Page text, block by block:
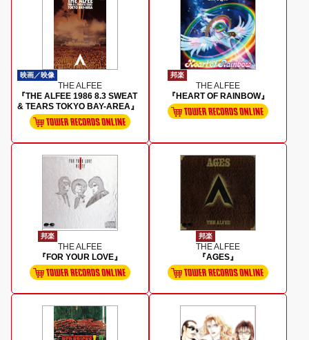
映画／映像
THE ALFEE
『THE ALFEE 1986 8.3 SWEAT
& TEARS TOKYO BAY-AREA』
邦楽
THE ALFEE
『HEART OF RAINBOW』
邦楽
THE ALFEE
『FOR YOUR LOVE』
邦楽
THE ALFEE
『AGES』